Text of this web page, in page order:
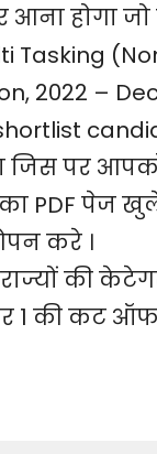
होगा जो
2022 –
जिस पर
PDF पेज
करे ।
की
1 की कट